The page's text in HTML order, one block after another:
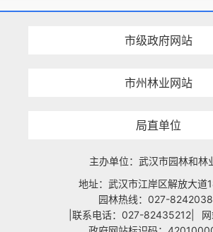
市级政府网站
市州林业网站
局直单位
主办单位：武汉市园林和林
地址：武汉市江岸区解放大道
园林热线：027-
|联系电话：027-82435212|